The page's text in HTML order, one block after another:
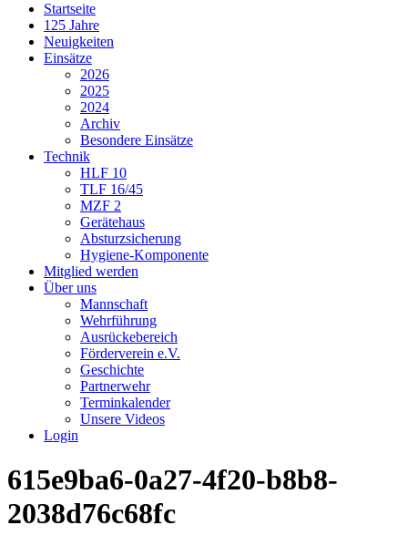
Startseite
125 Jahre
Neuigkeiten
Einsätze
2026
2025
2024
Archiv
Besondere Einsätze
Technik
HLF 10
TLF 16/45
MZF 2
Gerätehaus
Absturzsicherung
Hygiene-Komponente
Mitglied werden
Über uns
Mannschaft
Wehrführung
Ausrückebereich
Förderverein e.V.
Geschichte
Partnerwehr
Terminkalender
Unsere Videos
Login
615e9ba6-0a27-4f20-b8b8-
2038d76c68fc